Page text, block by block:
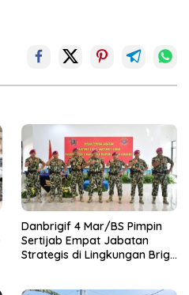
Danbrigif 4 Mar/BS Pimpin
Sertijab Empat Jabatan
Strategis di Lingkungan Brigif